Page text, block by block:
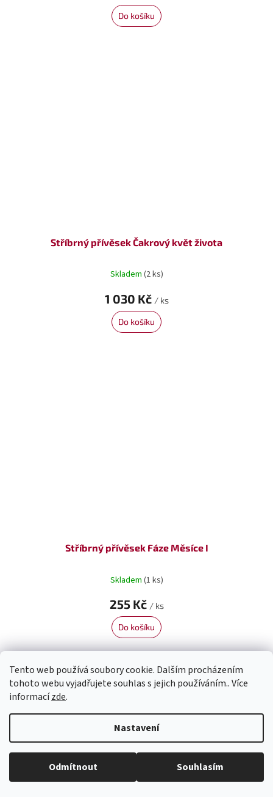
Tento web používá soubory cookie. Dalším procházením
tohoto webu vyjadřujete souhlas s jejich používáním.. Více
informacízde.
Nastavení
Odmítnout Souhlasím
Do košíku
Stříbrný přívěsek Čakrový květ života
Skladem (2 ks)
1 030 Kč / ks
Do košíku
Stříbrný přívěsek Fáze Měsíce I
Skladem (1 ks)
255 Kč / ks
Do košíku